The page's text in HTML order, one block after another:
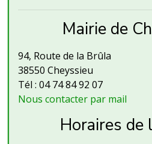
Mairie de
94, Route de la Brûla
38550 Cheyssieu
Tél : 04 74 84 92 07
Nous contacter par mail
Horaires de